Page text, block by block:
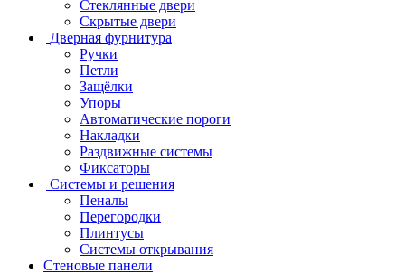
Стеклянные двери
Скрытые двери
Дверная фурнитура
Ручки
Петли
Защёлки
Упоры
Автоматические пороги
Накладки
Раздвижные системы
Фиксаторы
Системы и решения
Пеналы
Перегородки
Плинтусы
Системы открывания
Стеновые панели